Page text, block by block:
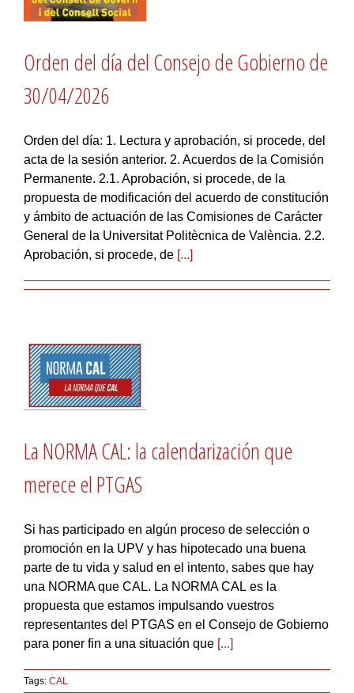
Orden del día del Consejo de Gobierno de
30/04/2026
Orden del día: 1. Lectura y aprobación, si procede, del
acta de la sesión anterior. 2. Acuerdos de la Comisión
Permanente. 2.1. Aprobación, si procede, de la
propuesta de modificación del acuerdo de constitución
y ámbito de actuación de las Comisiones de Carácter
General de la Universitat Politècnica de València. 2.2.
Aprobación, si procede, de [...]
La NORMA CAL: la calendarización que
merece el PTGAS
Si has participado en algún proceso de selección o
promoción en la UPV y has hipotecado una buena
parte de tu vida y salud en el intento, sabes que hay
una NORMA que CAL. La NORMA CAL es la
propuesta que estamos impulsando vuestros
representantes del PTGAS en el Consejo de Gobierno
para poner fin a una situación que [...]
Tags: CAL